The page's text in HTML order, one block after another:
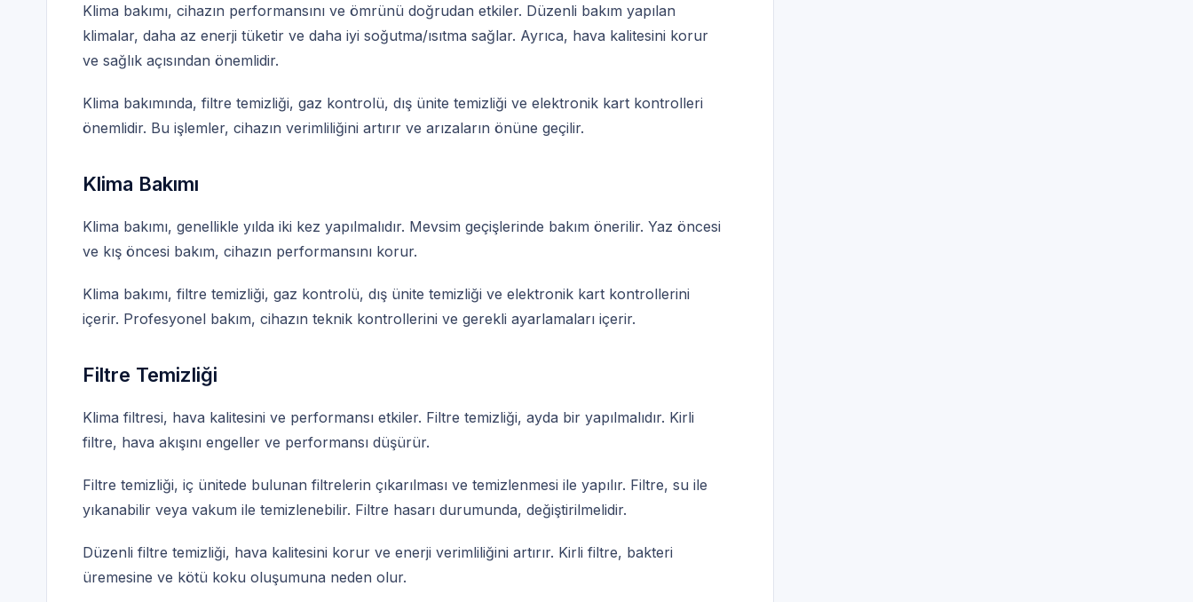
Klima bakımı, cihazın performansını ve ömrünü doğrudan etkiler. Düzenli bakım yapılan
klimalar, daha az enerji tüketir ve daha iyi soğutma/ısıtma sağlar. Ayrıca, hava kalitesini korur
ve sağlık açısından önemlidir.
Klima bakımında, filtre temizliği, gaz kontrolü, dış ünite temizliği ve elektronik kart kontrolleri
önemlidir. Bu işlemler, cihazın verimliliğini artırır ve arızaların önüne geçilir.
Klima Bakımı
Klima bakımı, genellikle yılda iki kez yapılmalıdır. Mevsim geçişlerinde bakım önerilir. Yaz öncesi
ve kış öncesi bakım, cihazın performansını korur.
Klima bakımı, filtre temizliği, gaz kontrolü, dış ünite temizliği ve elektronik kart kontrollerini
içerir. Profesyonel bakım, cihazın teknik kontrollerini ve gerekli ayarlamaları içerir.
Filtre Temizliği
Klima filtresi, hava kalitesini ve performansı etkiler. Filtre temizliği, ayda bir yapılmalıdır. Kirli
filtre, hava akışını engeller ve performansı düşürür.
Filtre temizliği, iç ünitede bulunan filtrelerin çıkarılması ve temizlenmesi ile yapılır. Filtre, su ile
yıkanabilir veya vakum ile temizlenebilir. Filtre hasarı durumunda, değiştirilmelidir.
Düzenli filtre temizliği, hava kalitesini korur ve enerji verimliliğini artırır. Kirli filtre, bakteri
üremesine ve kötü koku oluşumuna neden olur.